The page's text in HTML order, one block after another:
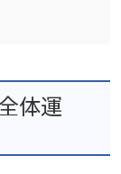
体運